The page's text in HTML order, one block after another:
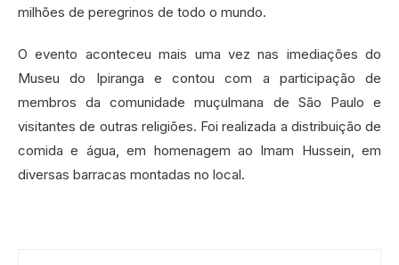
milhões de peregrinos de todo o mundo.
O evento aconteceu mais uma vez nas imediações do
Museu do Ipiranga e contou com a participação de
membros da comunidade muçulmana de São Paulo e
visitantes de outras religiões. Foi realizada a distribuição de
comida e água, em homenagem ao Imam Hussein, em
diversas barracas montadas no local.